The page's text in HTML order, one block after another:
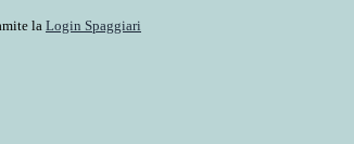
la Login Spaggiari